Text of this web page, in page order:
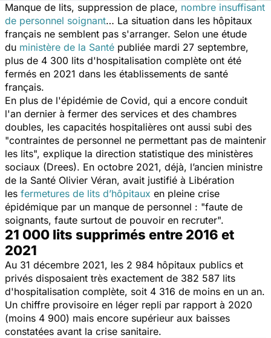
Manque de lits, suppression de place, nombre insuffisant
de personnel soignant… La situation dans les hôpitaux
français ne semblent pas s'arranger. Selon une étude
du ministère de la Santé publiée mardi 27 septembre,
plus de 4 300 lits d'hospitalisation complète ont été
fermés en 2021 dans les établissements de santé
français.
En plus de l'épidémie de Covid, qui a encore conduit
l'an dernier à fermer des services et des chambres
doubles, les capacités hospitalières ont aussi subi des
"contraintes de personnel ne permettant pas de maintenir
les lits", explique la direction statistique des ministères
sociaux (Drees). En octobre 2021, déjà, l’ancien ministre
de la Santé Olivier Véran, avait justifié à Libération
les fermetures de lits d’hôpitaux en pleine crise
épidémique par un manque de personnel : "faute de
soignants, faute surtout de pouvoir en recruter".
21 000 lits supprimés entre 2016 et
2021
Au 31 décembre 2021, les 2 984 hôpitaux publics et
privés disposaient très exactement de 382 587 lits
d'hospitalisation complète, soit 4 316 de moins en un an.
Un chiffre provisoire en léger repli par rapport à 2020
(moins 4 900) mais encore supérieur aux baisses
constatées avant la crise sanitaire.